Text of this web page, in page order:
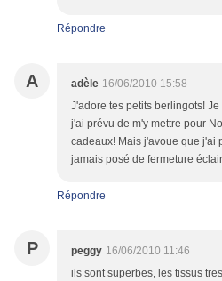
Répondre
A adèle 16/06/2010 15:58
J'adore tes petits berlingots!
j'ai prévu de m'y mettre pour
cadeaux! Mais j'avoue que j'ai
jamais posé de fermeture
Répondre
P peggy 16/06/2010 11:46
ils sont superbes, les tissus